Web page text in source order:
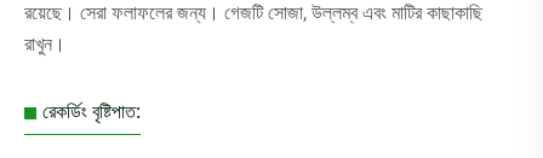
রয়েছে। সেরা ফলাফলের জন্য। গেজটি সোজা, উল্লম্ব এবং মাটির কাছাকাছি
রাখুন।
রেকর্ডিং বৃষ্টিপাত: